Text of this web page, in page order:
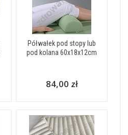
Półwałek pod stopy lub
pod kolana 60x18x12cm
84,00 zł